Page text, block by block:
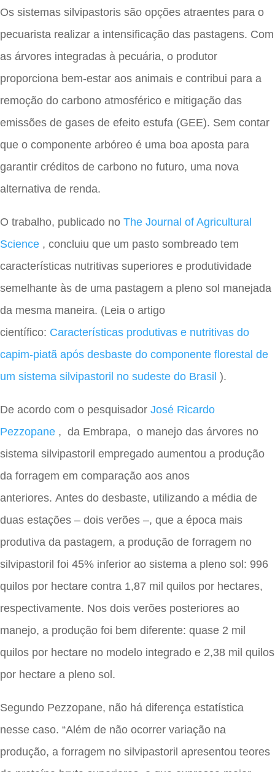
Os sistemas silvipastoris são opções atraentes para o
pecuarista realizar a intensificação das pastagens. Com
as árvores integradas à pecuária, o produtor
proporciona bem-estar aos animais e contribui para a
remoção do carbono atmosférico e mitigação das
emissões de gases de efeito estufa (GEE). Sem contar
que o componente arbóreo é uma boa aposta para
garantir créditos de carbono no futuro, uma nova
alternativa de renda.
O trabalho, publicado no The Journal of Agricultural
Science , concluiu que um pasto sombreado tem
características nutritivas superiores e produtividade
semelhante às de uma pastagem a pleno sol manejada
da mesma maneira. (Leia o artigo
científico: Características produtivas e nutritivas do
capim-piatã após desbaste do componente florestal de
um sistema silvipastoril no sudeste do Brasil ).
De acordo com o pesquisador José Ricardo
Pezzopane , da Embrapa, o manejo das árvores no
sistema silvipastoril empregado aumentou a produção
da forragem em comparação aos anos
anteriores. Antes do desbaste, utilizando a média de
duas estações – dois verões –, que a época mais
produtiva da pastagem, a produção de forragem no
silvipastoril foi 45% inferior ao sistema a pleno sol: 996
quilos por hectare contra 1,87 mil quilos por hectares,
respectivamente. Nos dois verões posteriores ao
manejo, a produção foi bem diferente: quase 2 mil
quilos por hectare no modelo integrado e 2,38 mil quilos
por hectare a pleno sol.
Segundo Pezzopane, não há diferença estatística
nesse caso. “Além de não ocorrer variação na
produção, a forragem no silvipastoril apresentou teores